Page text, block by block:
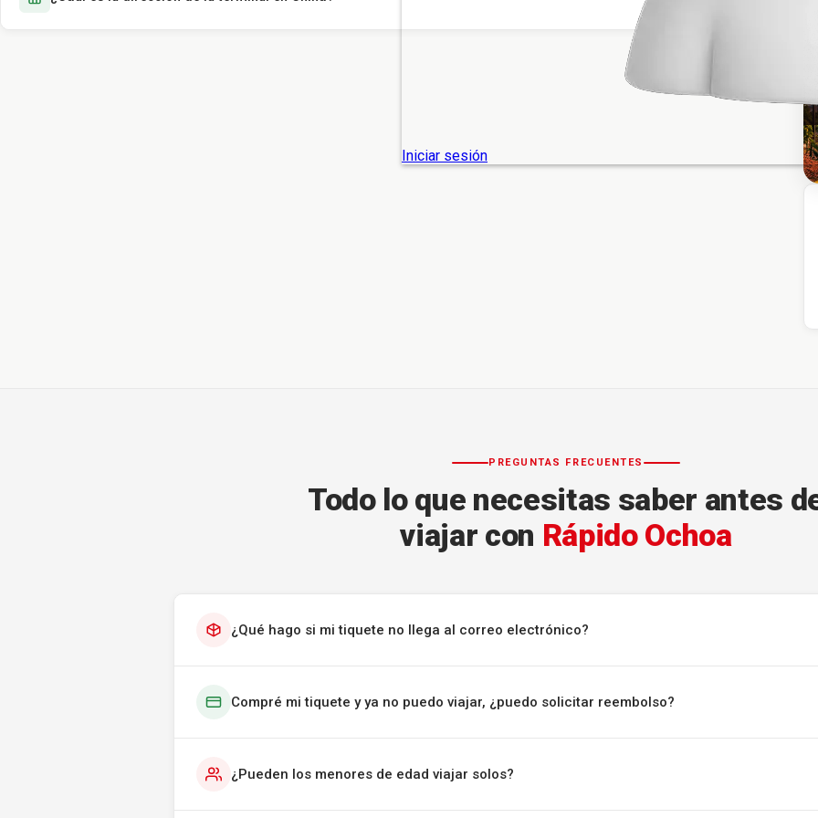
PREGUNTAS FRECUENTES
Todo lo que necesitas saber antes
viajar con Rápido Ochoa
¿Qué hago si mi tiquete no llega al correo electrónico?
Compré mi tiquete y ya no puedo viajar, ¿puedo solicitar reembolso?
¿Pueden los menores de edad viajar solos?